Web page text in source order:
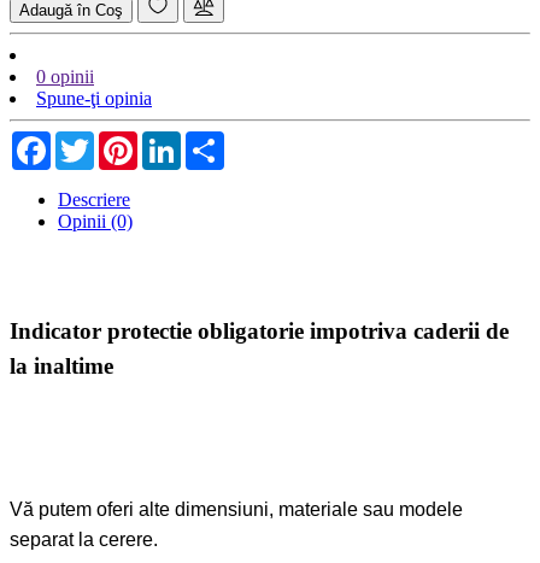
Adaugă în Coş
0 opinii
Spune-ţi opinia
Facebook
TwitterPinterestLinkedIn
Descriere
Opinii (0)
Indicator protectie obligatorie impotriva caderii de
la inaltime
Vă putem oferi alte dimensiuni, materiale sau modele
separat la cerere.